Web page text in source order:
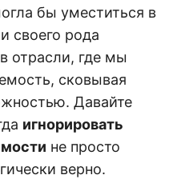
бы уместиться в
своего рода
отрасли, где мы
сковывая
Давайте
игнорировать
не просто
верно.